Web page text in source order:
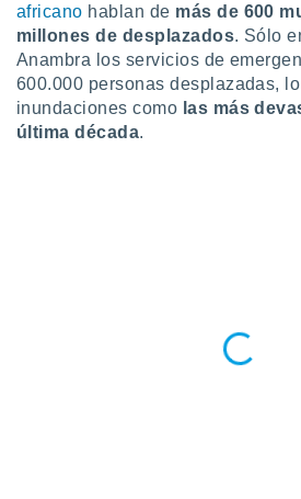
de
uso de
con el
africano hablan de más de 600
millones de desplazados. Sólo
Anambra los servicios de
600.000 personas desplazadas,
inundaciones como las más
última década.